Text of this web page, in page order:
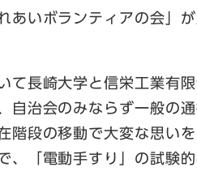
あいボランティアの会」が
て長崎大学と信栄工業有
自治会のみならず一般の
階段の移動で大変な思い
、「電動手すり」の試験